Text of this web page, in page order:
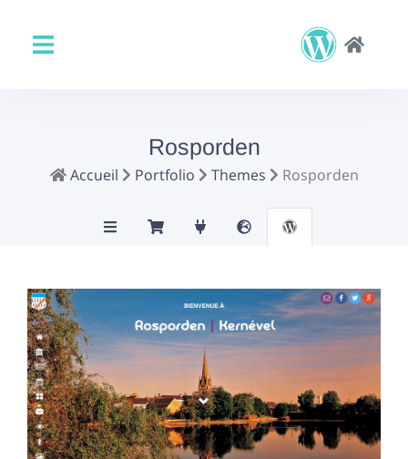
Rosporden
Accueil Portfolio Themes Rosporden